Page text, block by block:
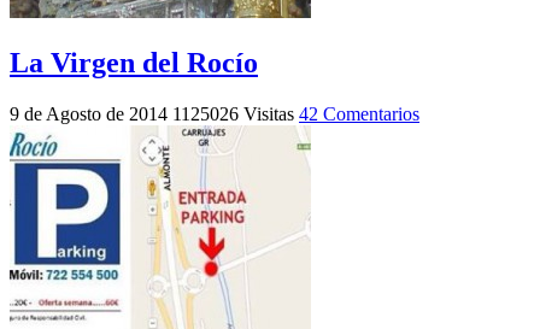
La Virgen del Rocío
9 de Agosto de 2014 1125026 Visitas 42 Comentarios